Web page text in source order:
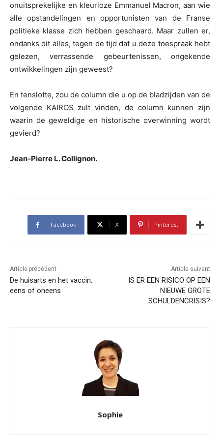
onuitsprekelijke en kleurloze Emmanuel Macron, aan wie
alle opstandelingen en opportunisten van de Franse
politieke klasse zich hebben geschaard. Maar zullen er,
ondanks dit alles, tegen de tijd dat u deze toespraak hebt
gelezen, verrassende gebeurtenissen, ongekende
ontwikkelingen zijn geweest?
En tenslotte, zou de column die u op de bladzijden van de
volgende KAIROS zult vinden, de column kunnen zijn
waarin de geweldige en historische overwinning wordt
gevierd?
Jean-Pierre L. Collignon.
Facebook X Pinterest
Article précédent
De huisarts en het vaccin:
eens of oneens
Article suivant
IS ER EEN RISICO OP EEN
NIEUWE GROTE
SCHULDENCRISIS?
Sophie